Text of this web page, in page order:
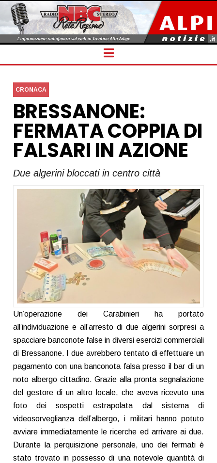
Navigation
CRONACA
BRESSANONE:
FERMATA COPPIA DI
FALSARI IN AZIONE
Due algerini bloccati in centro città
Un’operazione dei Carabinieri ha portato
all’individuazione e all’arresto di due algerini sorpresi a
spacciare banconote false in diversi esercizi commerciali
di Bressanone. I due avrebbero tentato di effettuare un
pagamento con una banconota falsa presso il bar di un
noto albergo cittadino. Grazie alla pronta segnalazione
del gestore di un altro locale, che aveva ricevuto una
foto dei sospetti estrapolata dal sistema di
videosorveglianza dell’albergo, i militari hanno potuto
avviare immediatamente le ricerche ed arrivare ai due.
Durante la perquisizione personale, uno dei fermati è
stato trovato in possesso di una notevole quantità di